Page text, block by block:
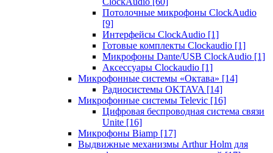
Потолочные микрофоны ClockAudio
[9]
Интерфейсы ClockAudio [1]
Готовые комплекты Clockaudio [1]
Микрофоны Dante/USB ClockAudio [1]
Аксессуары Clockaudio [1]
Микрофонные системы «Октава» [14]
Радиосистемы OKTAVA [14]
Микрофонные системы Televic [16]
Цифровая беспроводная система связи
Unite [16]
Микрофоны Biamp [17]
Выдвижные механизмы Arthur Holm для